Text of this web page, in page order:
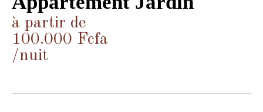
à partir de
100.000 Fcfa
/nuit